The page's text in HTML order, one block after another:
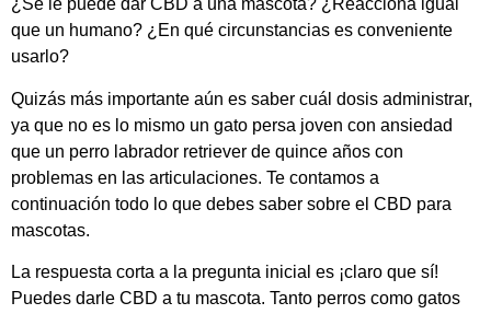
¿Se le puede dar CBD a una mascota? ¿Reacciona igual
que un humano? ¿En qué circunstancias es conveniente
usarlo?
Quizás más importante aún es saber cuál dosis administrar,
ya que no es lo mismo un gato persa joven con ansiedad
que un perro labrador retriever de quince años con
problemas en las articulaciones. Te contamos a
continuación todo lo que debes saber sobre el CBD para
mascotas.
La respuesta corta a la pregunta inicial es ¡claro que sí!
Puedes darle CBD a tu mascota. Tanto perros como gatos